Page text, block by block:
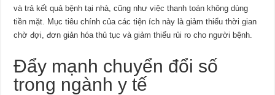
và trả kết quả bệnh tại nhà, cũng như việc thanh toán không dùng
tiền mặt. Mục tiêu chính của các tiện ích này là giảm thiểu thời gian
chờ đợi, đơn giản hóa thủ tục và giảm thiểu rủi ro cho người bệnh.
Đẩy mạnh chuyển đổi số
trong ngành y tế